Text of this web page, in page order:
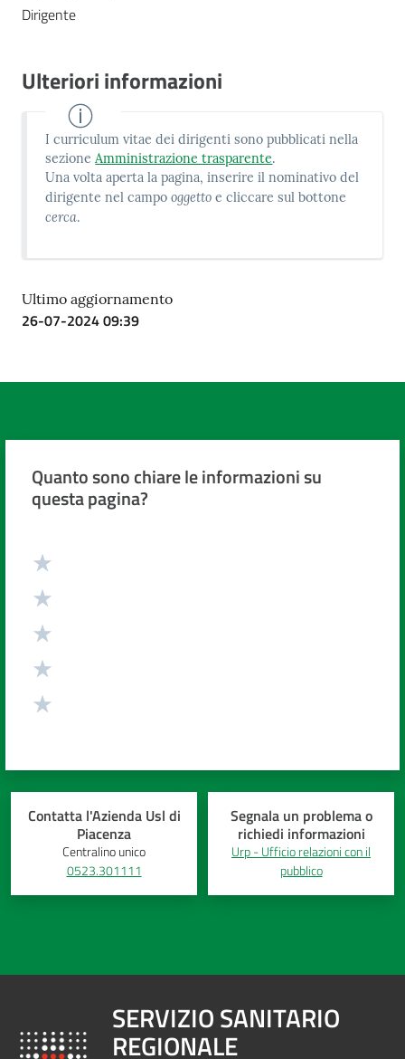
territorio
Studiare
Piacenza
Salute
Imprese
Seguici
Dirigente
Ulteriori informazioni
I curriculum vitae dei dirigenti sono pubblicati nella
sezioneAmministrazione trasparente.
Una volta aperta la pagina, inserire il nominativo del
dirigente nel campooggetto e cliccare sul bottone
cerca.
Ultimo aggiornamento
26-07-2024 09:39
Quanto sono chiare le informazioni su
questa pagina?
Contatta l'Azienda Usl di
Piacenza
Centralino unico
0523.301111
Segnala un problema o
richiedi informazioni
Urp - Ufficio relazioni con il
pubblico
SERVIZIO SANITARIO
REGIONALE